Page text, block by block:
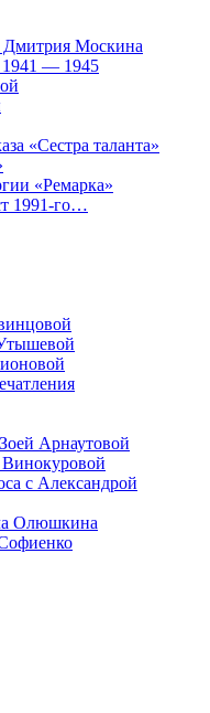
Дмитрия Москина
1941 — 1945
«Сестра таланта»
«Ремарка»
1991-го…
Арнаутовой
с Александрой
Олюшкина